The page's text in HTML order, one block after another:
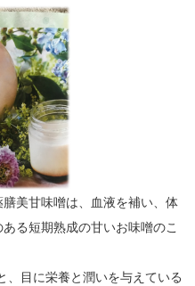
美甘味噌は、血液を補い、体
る短期熟成の甘いお味噌のこ
、目に栄養と潤いを与えている